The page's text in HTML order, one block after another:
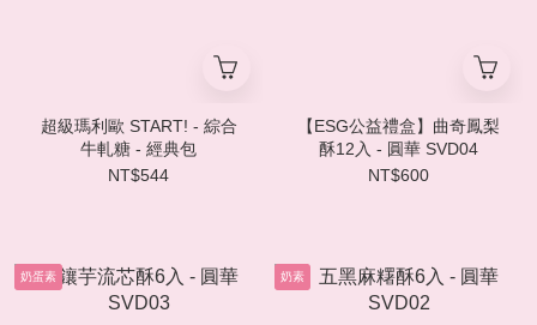
超級瑪利歐 START! - 綜合
牛軋糖 - 經典包
NT$544
【ESG公益禮盒】曲奇鳳梨
酥12入 - 圓華 SVD04
NT$600
奶蛋素 奶素